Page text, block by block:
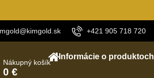
+421 905 718 720
Nákupný košík
0 €
Informácie o produktoch